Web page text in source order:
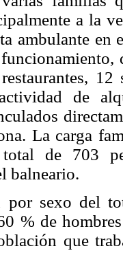
a la
ambulante en
de
La carga
de 703
balneario.
por sexo del
% de
que